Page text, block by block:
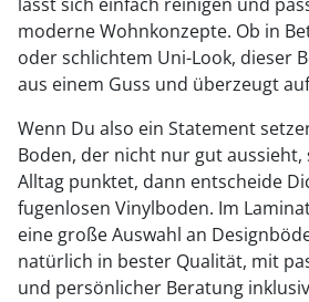
moderne Wohnkonzepte. Ob in
oder schlichtem Uni-Look, dieser
aus einem Guss und überzeugt
Wenn Du also ein Statement
Boden, der nicht nur gut
Alltag punktet, dann entscheide
fugenlosen Vinylboden. Im
eine große Auswahl an
natürlich in bester Qualität, mit
und persönlicher Beratung